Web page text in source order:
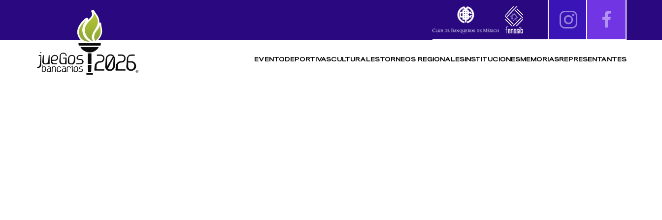
Skip to main content
EVENTODEPORTIVASCULTURALESTORNEOS REGIONALESINSTITUCIONESMEMORIASREPRESENTANTES